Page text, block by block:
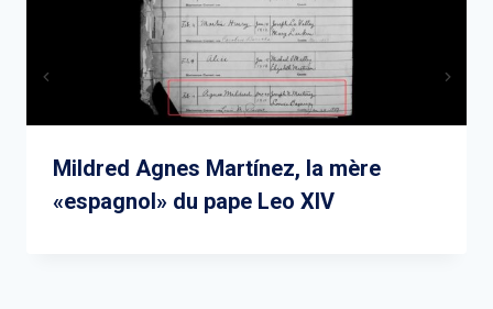
Mildred Agnes Martínez, la mère
«espagnol» du pape Leo XIV